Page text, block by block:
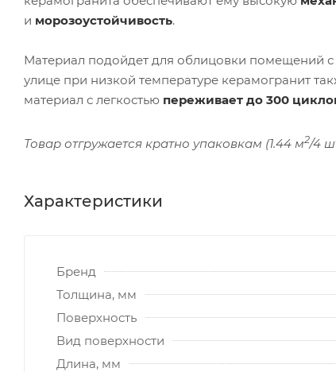
и морозоустойчивость.
Материал подойдет для облицовки помещений
улице при низкой температуре керамогранит
материал с легкостью переживает до 300
Товар отгружается кратно упаковкам (1.44 м2/4
Характеристики
Бренд
Толщина, мм
Поверхность
Вид поверхности
Длина, мм